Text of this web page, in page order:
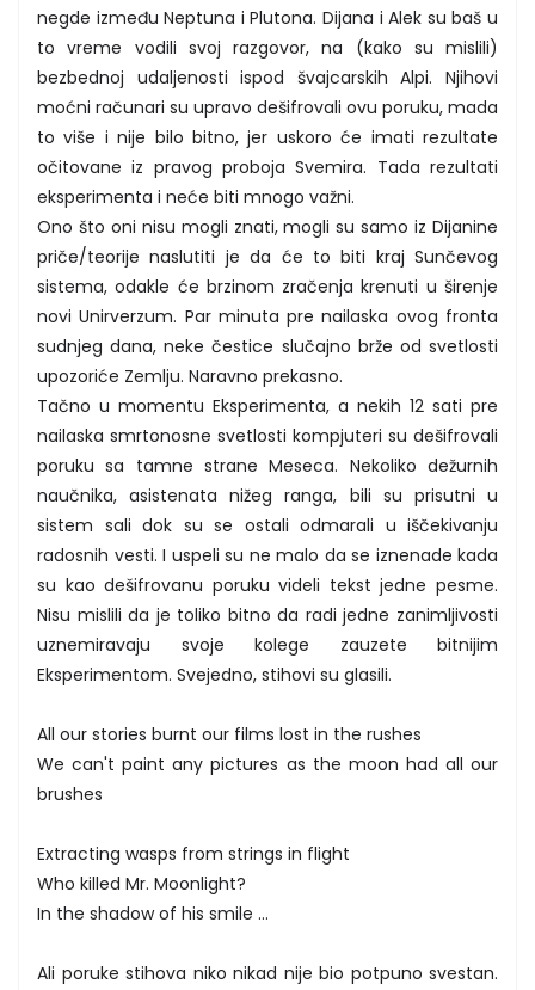
negde između Neptuna i Plutona. Dijana i Alek su baš u
to vreme vodili svoj razgovor, na (kako su mislili)
bezbednoj udaljenosti ispod švajcarskih Alpi. Njihovi
moćni računari su upravo dešifrovali ovu poruku, mada
to više i nije bilo bitno, jer uskoro će imati rezultate
očitovane iz pravog proboja Svemira. Tada rezultati
eksperimenta i neće biti mnogo važni.
Ono što oni nisu mogli znati, mogli su samo iz Dijanine
priče/teorije naslutiti je da će to biti kraj Sunčevog
sistema, odakle će brzinom zračenja krenuti u širenje
novi Unirverzum. Par minuta pre nailaska ovog fronta
sudnjeg dana, neke čestice slučajno brže od svetlosti
upozoriće Zemlju. Naravno prekasno.
Tačno u momentu Eksperimenta, a nekih 12 sati pre
nailaska smrtonosne svetlosti kompjuteri su dešifrovali
poruku sa tamne strane Meseca. Nekoliko dežurnih
naučnika, asistenata nižeg ranga, bili su prisutni u
sistem sali dok su se ostali odmarali u iščekivanju
radosnih vesti. I uspeli su ne malo da se iznenade kada
su kao dešifrovanu poruku videli tekst jedne pesme.
Nisu mislili da je toliko bitno da radi jedne zanimljivosti
uznemiravaju svoje kolege zauzete bitnijim
Eksperimentom. Svejedno, stihovi su glasili.
All our stories burnt our films lost in the rushes
We can't paint any pictures as the moon had all our
brushes
Extracting wasps from strings in flight
Who killed Mr. Moonlight?
In the shadow of his smile ...
Ali poruke stihova niko nikad nije bio potpuno svestan.